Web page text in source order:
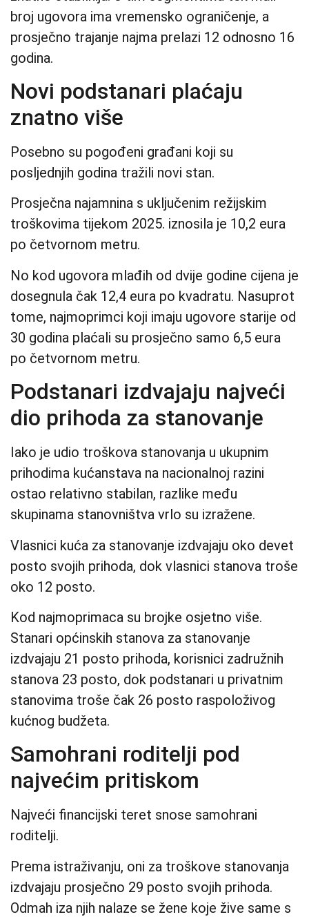
broj ugovora ima vremensko ograničenje, a
prosječno trajanje najma prelazi 12 odnosno 16
godina.
Novi podstanari plaćaju
znatno više
Posebno su pogođeni građani koji su
posljednjih godina tražili novi stan.
Prosječna najamnina s uključenim režijskim
troškovima tijekom 2025. iznosila je 10,2 eura
po četvornom metru.
No kod ugovora mlađih od dvije godine cijena je
dosegnula čak 12,4 eura po kvadratu. Nasuprot
tome, najmoprimci koji imaju ugovore starije od
30 godina plaćali su prosječno samo 6,5 eura
po četvornom metru.
Podstanari izdvajaju najveći
dio prihoda za stanovanje
Iako je udio troškova stanovanja u ukupnim
prihodima kućanstava na nacionalnoj razini
ostao relativno stabilan, razlike među
skupinama stanovništva vrlo su izražene.
Vlasnici kuća za stanovanje izdvajaju oko devet
posto svojih prihoda, dok vlasnici stanova troše
oko 12 posto.
Kod najmoprimaca su brojke osjetno više.
Stanari općinskih stanova za stanovanje
izdvajaju 21 posto prihoda, korisnici zadružnih
stanova 23 posto, dok podstanari u privatnim
stanovima troše čak 26 posto raspoloživog
kućnog budžeta.
Samohrani roditelji pod
najvećim pritiskom
Najveći financijski teret snose samohrani
roditelji.
Prema istraživanju, oni za troškove stanovanja
izdvajaju prosječno 29 posto svojih prihoda.
Odmah iza njih nalaze se žene koje žive same s